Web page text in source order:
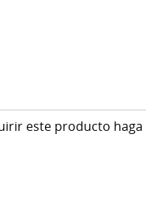
este producto haga